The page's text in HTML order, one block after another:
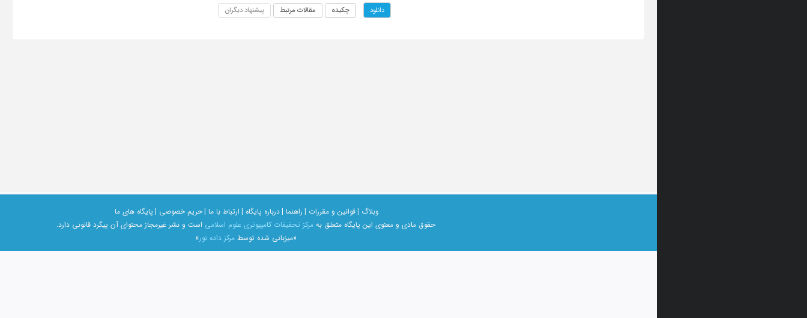
دانلود چکیده مقالات مرتبط پیشنهاد دیگران
وبلاگ |قوانین و مقررات | راهنما |درباره پایگاه | ارتباط با ما |حریم خصوصی | پایگاه های ما
حقوق مادی و معنوی اين پايگاه متعلق به مرکز تحقیقات کامپیوتری علوم اسلامی است و نشر غیرمجاز محتوای آن پیگرد قانونی دارد.
«میزبانی شده توسطمرکز داده نور»